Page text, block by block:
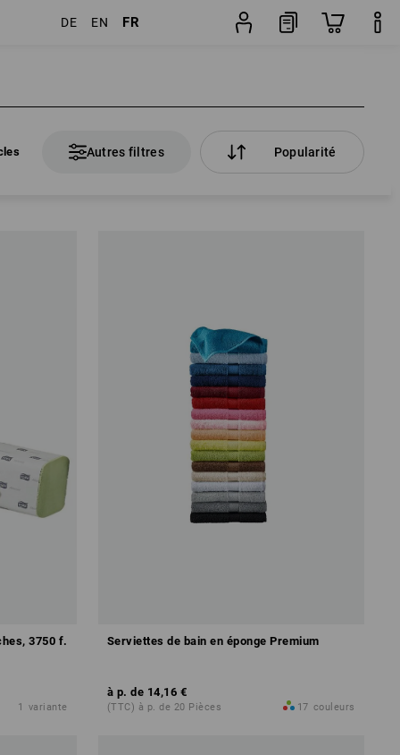
DE EN FR
Autres filtres Popularité
3750 f.
1 variante
Serviettes de bain en éponge Premium
à p. de 14,16 €
(TTC) à p. de 20 Pièces 17 couleurs